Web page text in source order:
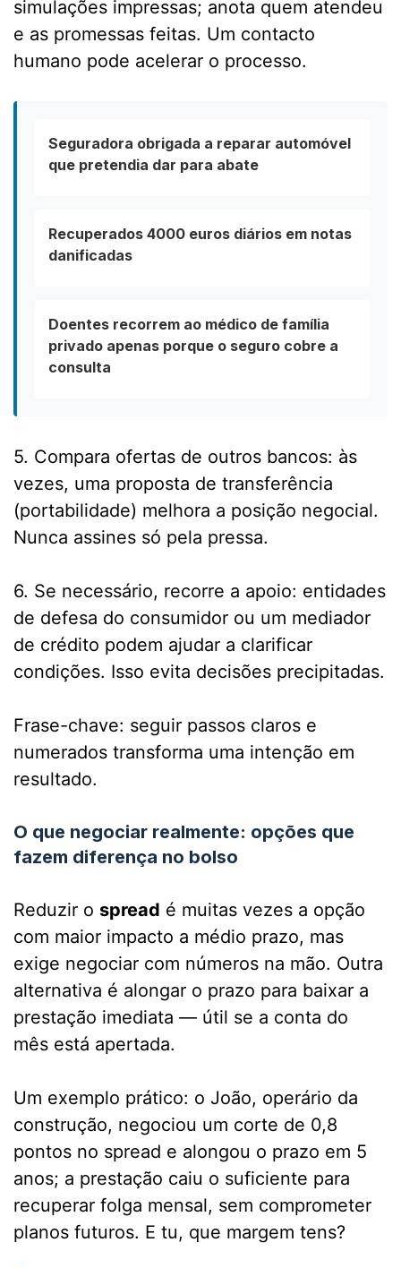
simulações impressas; anota quem atendeu
e as promessas feitas. Um contacto
humano pode acelerar o processo.
Seguradora obrigada a reparar automóvel
que pretendia dar para abate
Recuperados 4000 euros diários em notas
danificadas
Doentes recorrem ao médico de família
privado apenas porque o seguro cobre a
consulta
5. Compara ofertas de outros bancos: às
vezes, uma proposta de transferência
(portabilidade) melhora a posição negocial.
Nunca assines só pela pressa.
6. Se necessário, recorre a apoio: entidades
de defesa do consumidor ou um mediador
de crédito podem ajudar a clarificar
condições. Isso evita decisões precipitadas.
Frase-chave: seguir passos claros e
numerados transforma uma intenção em
resultado.
O que negociar realmente: opções que
fazem diferença no bolso
Reduzir o spread é muitas vezes a opção
com maior impacto a médio prazo, mas
exige negociar com números na mão. Outra
alternativa é alongar o prazo para baixar a
prestação imediata — útil se a conta do
mês está apertada.
Um exemplo prático: o João, operário da
construção, negociou um corte de 0,8
pontos no spread e alongou o prazo em 5
anos; a prestação caiu o suficiente para
recuperar folga mensal, sem comprometer
planos futuros. E tu, que margem tens?